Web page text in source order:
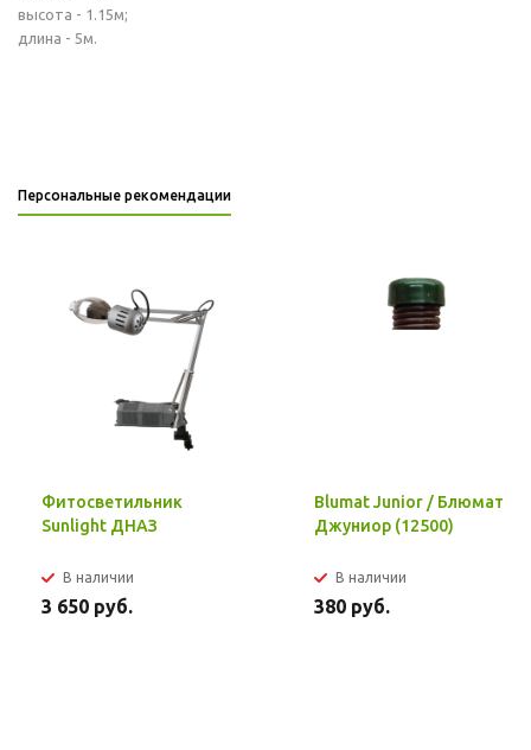
высота - 1.15м;
длина - 5м.
Персональные рекомендации
Фитосветильник
Sunlight ДНАЗ
В наличии
3 650 руб.
Blumat Junior / Блюмат
Джуниор (12500)
В наличии
380 руб.